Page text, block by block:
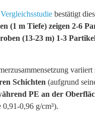
bestätigt
(1 m Tiefe) zeigen 2-6
(13-23 m) 1-3
variiert
Schichten (aufgrund
PE an der
0,91-0,96 g/cm³).